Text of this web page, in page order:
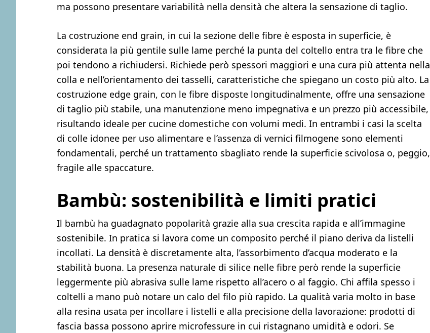
ma possono presentare variabilità nella densità che altera la sensazione di taglio.
La costruzione end grain, in cui la sezione delle fibre è esposta in superficie, è
considerata la più gentile sulle lame perché la punta del coltello entra tra le fibre che
poi tendono a richiudersi. Richiede però spessori maggiori e una cura più attenta nella
colla e nell’orientamento dei tasselli, caratteristiche che spiegano un costo più alto. La
costruzione edge grain, con le fibre disposte longitudinalmente, offre una sensazione
di taglio più stabile, una manutenzione meno impegnativa e un prezzo più accessibile,
risultando ideale per cucine domestiche con volumi medi. In entrambi i casi la scelta
di colle idonee per uso alimentare e l’assenza di vernici filmogene sono elementi
fondamentali, perché un trattamento sbagliato rende la superficie scivolosa o, peggio,
fragile alle spaccature.
Bambù: sostenibilità e limiti pratici
Il bambù ha guadagnato popolarità grazie alla sua crescita rapida e all’immagine
sostenibile. In pratica si lavora come un composito perché il piano deriva da listelli
incollati. La densità è discretamente alta, l’assorbimento d’acqua moderato e la
stabilità buona. La presenza naturale di silice nelle fibre però rende la superficie
leggermente più abrasiva sulle lame rispetto all’acero o al faggio. Chi affila spesso i
coltelli a mano può notare un calo del filo più rapido. La qualità varia molto in base
alla resina usata per incollare i listelli e alla precisione della lavorazione: prodotti di
fascia bassa possono aprire microfessure in cui ristagnano umidità e odori. Se